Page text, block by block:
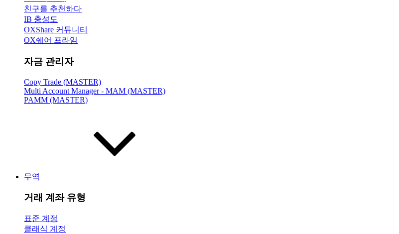
친구를 추천하다
IB 충성도
OXShare 커뮤니티
OX쉐어 프라임
자금 관리자
Copy Trade (MASTER)
Multi Account Manager - MAM (MASTER)
PAMM (MASTER)
무역
거래 계좌 유형
표준 계정
클래식 계정